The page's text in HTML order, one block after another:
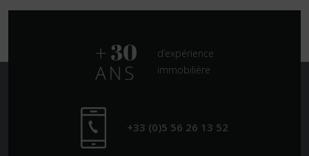
d’expérience
immobilière
+33 (0)5 56 26 13 52